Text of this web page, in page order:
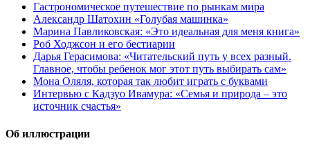
Гастрономическое путешествие по рынкам мира
Александр Шатохин «Голубая машинка»
Марина Павликовская: «Это идеальная для меня книга»
Роб Ходжсон и его бестиарии
Дарья Герасимова: «Читательский путь у всех разный.
Главное, чтобы ребенок мог этот путь выбирать сам»
Мона Оляля, которая так любит играть с буквами
Интервью с Кадзуо Ивамура: «Семья и природа – это
источник счастья»
Об иллюстрации